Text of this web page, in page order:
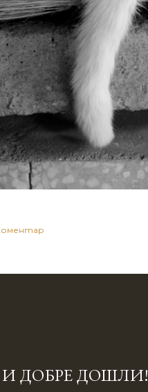
И ДОБРЕ ДОШЛИ!